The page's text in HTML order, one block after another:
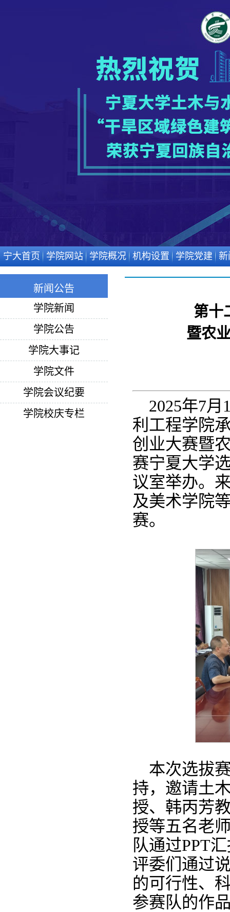
宁大首页 学院网站 学院概况 机构设置 学院党建 新
新闻公告
学院新闻
学院公告
学院大事记
学院文件
学院会议纪要
学院校庆专栏
第十
暨农
2025年7
利工程学院
创业大赛暨
赛宁夏大学
议室举办。
及美术学院
赛。
本次选拔
持，邀请土
授、韩丙芳
授等五名老
队通过PPT
评委们通过
的可行性、
参赛队的作